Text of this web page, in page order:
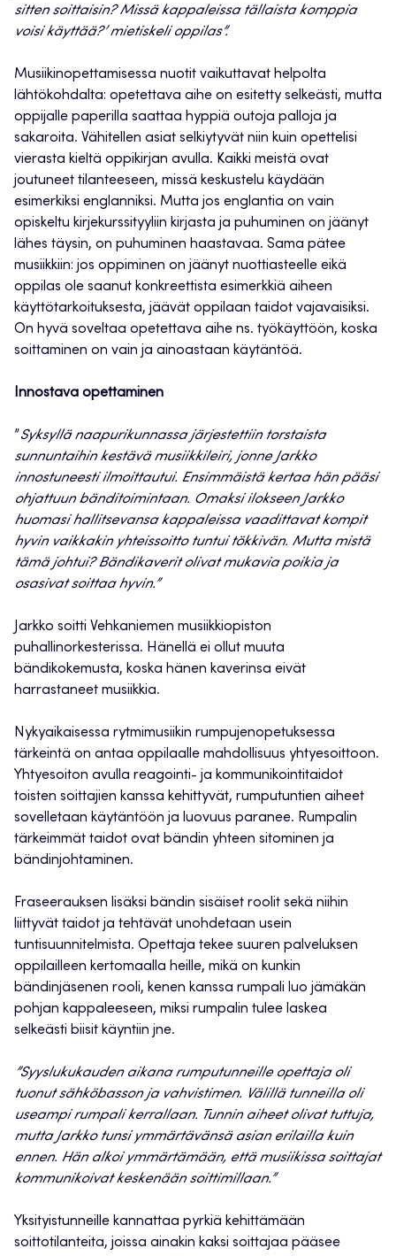
sitten soittaisin? Missä kappaleissa tällaista komppia
voisi käyttää?’ mietiskeli oppilas”.
Musiikinopettamisessa nuotit vaikuttavat helpolta
lähtökohdalta: opetettava aihe on esitetty selkeästi, mutta
oppijalle paperilla saattaa hyppiä outoja palloja ja
sakaroita. Vähitellen asiat selkiytyvät niin kuin opettelisi
vierasta kieltä oppikirjan avulla. Kaikki meistä ovat
joutuneet tilanteeseen, missä keskustelu käydään
esimerkiksi englanniksi. Mutta jos englantia on vain
opiskeltu kirjekurssityyliin kirjasta ja puhuminen on jäänyt
lähes täysin, on puhuminen haastavaa. Sama pätee
musiikkiin: jos oppiminen on jäänyt nuottiasteelle eikä
oppilas ole saanut konkreettista esimerkkiä aiheen
käyttötarkoituksesta, jäävät oppilaan taidot vajavaisiksi.
On hyvä soveltaa opetettava aihe ns. työkäyttöön, koska
soittaminen on vain ja ainoastaan käytäntöä.
Innostava opettaminen
”Syksyllä naapurikunnassa järjestettiin torstaista
sunnuntaihin kestävä musiikkileiri, jonne Jarkko
innostuneesti ilmoittautui. Ensimmäistä kertaa hän pääsi
ohjattuun bänditoimintaan. Omaksi ilokseen Jarkko
huomasi hallitsevansa kappaleissa vaadittavat kompit
hyvin vaikkakin yhteissoitto tuntui tökkivän. Mutta mistä
tämä johtui? Bändikaverit olivat mukavia poikia ja
osasivat soittaa hyvin.”
Jarkko soitti Vehkaniemen musiikkiopiston
puhallinorkesterissa. Hänellä ei ollut muuta
bändikokemusta, koska hänen kaverinsa eivät
harrastaneet musiikkia.
Nykyaikaisessa rytmimusiikin rumpujenopetuksessa
tärkeintä on antaa oppilaalle mahdollisuus yhtyesoittoon.
Yhtyesoiton avulla reagointi- ja kommunikointitaidot
toisten soittajien kanssa kehittyvät, rumputuntien aiheet
sovelletaan käytäntöön ja luovuus paranee. Rumpalin
tärkeimmät taidot ovat bändin yhteen sitominen ja
bändinjohtaminen.
Fraseerauksen lisäksi bändin sisäiset roolit sekä niihin
liittyvät taidot ja tehtävät unohdetaan usein
tuntisuunnitelmista. Opettaja tekee suuren palveluksen
oppilailleen kertomaalla heille, mikä on kunkin
bändinjäsenen rooli, kenen kanssa rumpali luo jämäkän
pohjan kappaleeseen, miksi rumpalin tulee laskea
selkeästi biisit käyntiin jne.
”Syyslukukauden aikana rumputunneille opettaja oli
tuonut sähköbasson ja vahvistimen. Välillä tunneilla oli
useampi rumpali kerrallaan. Tunnin aiheet olivat tuttuja,
mutta Jarkko tunsi ymmärtävänsä asian erilailla kuin
ennen. Hän alkoi ymmärtämään, että musiikissa soittajat
kommunikoivat keskenään soittimillaan.”
Yksityistunneille kannattaa pyrkiä kehittämään
soittotilanteita, joissa ainakin kaksi soittajaa pääsee